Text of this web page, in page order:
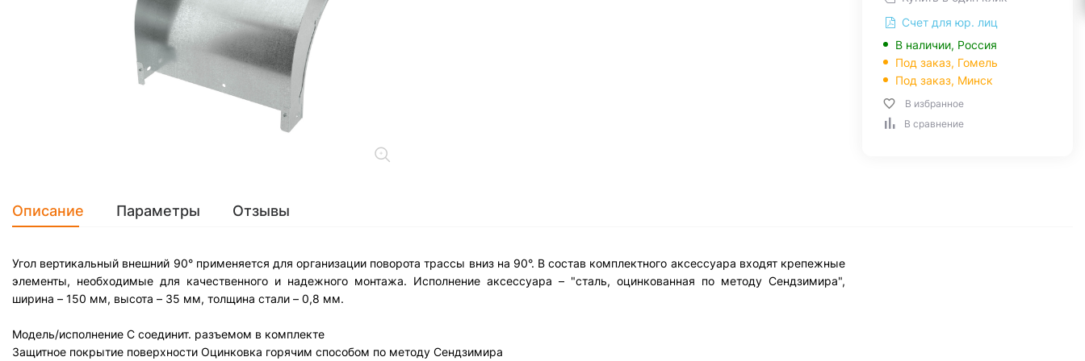
Счет для юр. лиц
В наличии, Россия
Под заказ, Гомель
Под заказ, Минск
В избранное
В сравнение
Описание Параметры Отзывы
Угол вертикальный внешний 90° применяется для организации поворота трассы вниз на 90°. В состав комплектного аксессуара входят крепежные
элементы, необходимые для качественного и надежного монтажа. Исполнение аксессуара – "сталь, оцинкованная по методу Сендзимира",
ширина – 150 мм, высота – 35 мм, толщина стали – 0,8 мм.
Модель/исполнение С соединит. разъемом в комплекте
Защитное покрытие поверхности Оцинковка горячим способом по методу Сендзимира